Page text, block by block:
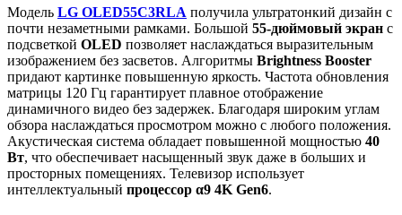
Модель LG OLED55C3RLA получила ультратонкий дизайн с
почти незаметными рамками. Большой 55-дюймовый экран с
подсветкой OLED позволяет наслаждаться выразительным
изображением без засветов. Алгоритмы Brightness Booster
придают картинке повышенную яркость. Частота обновления
матрицы 120 Гц гарантирует плавное отображение
динамичного видео без задержек. Благодаря широким углам
обзора наслаждаться просмотром можно с любого положения.
Акустическая система обладает повышенной мощностью 40
Вт, что обеспечивает насыщенный звук даже в больших и
просторных помещениях. Телевизор использует
интеллектуальный процессор α9 4K Gen6.